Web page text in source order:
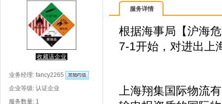
收藏该企业
业务经理: fancy2265
企业等级: 认证企业
服务数量: 1
服务详情
根据海事局【沪海
7-1开始，对进出上
上海翔集国际物流